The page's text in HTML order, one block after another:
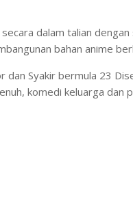
dalam talian
bahan anime
Syakir bermula 23
komedi keluarga dan